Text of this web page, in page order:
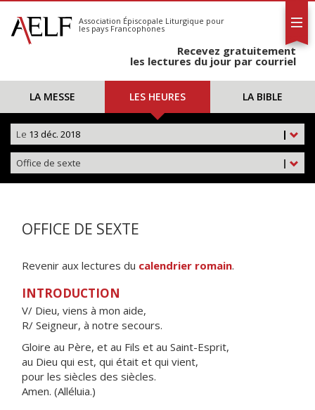
S'abonner
Calendrier
Association Épiscopale Liturgique pour
les pays Francophones
Recevez gratuitement
les lectures du jour par courriel
LA MESSE LES HEURES LA BIBLE
|
Le 13 déc. 2018
|
Office de sexte
OFFICE DE SEXTE
Revenir aux lectures du calendrier romain.
INTRODUCTION
V/ Dieu, viens à mon aide,
R/ Seigneur, à notre secours.
Gloire au Père, et au Fils et au Saint-Esprit,
au Dieu qui est, qui était et qui vient,
pour les siècles des siècles.
Amen. (Alléluia.)